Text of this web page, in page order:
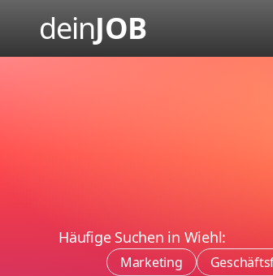
deinJOB
Häufige Suchen in Wiehl:
Marketing